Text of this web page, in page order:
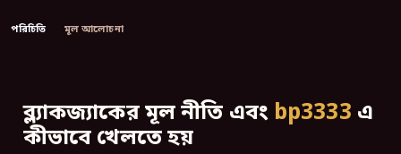
পরিচিতি মূল আলোচনা
ব্ল্যাকজ্যাকের মূল নীতি এবং bp3333 এ
কীভাবে খেলতে হয়